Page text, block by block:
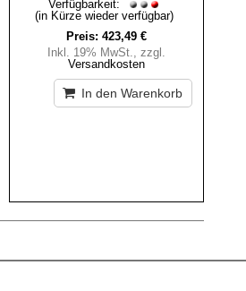
Verfügbarkeit:
(in Kürze wieder verfügbar)
Preis: 423,49 €
Inkl. 19% MwSt., zzgl.
Versandkosten
In den Warenkorb